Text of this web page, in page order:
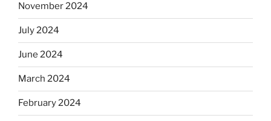
November 2024
July 2024
June 2024
March 2024
February 2024